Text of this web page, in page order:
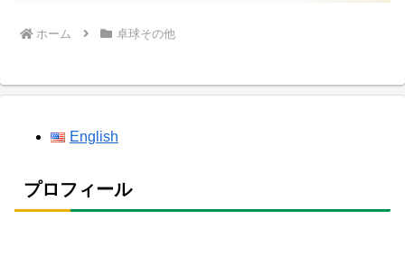
ホーム 卓球その他
English
プロフィール